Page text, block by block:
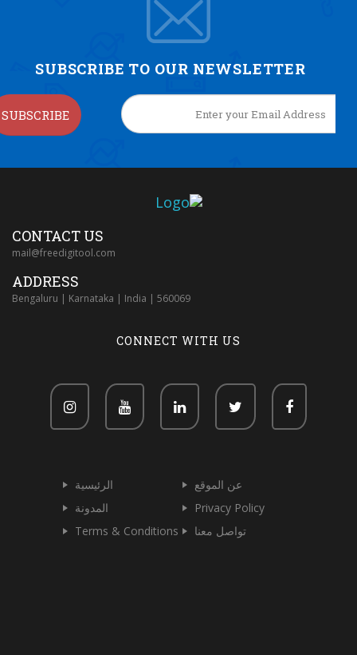
SUBSCRIBE TO OUR NEWSLETTER
SUBSCRIBE
CONTACT US
mail@freedigitool.com
ADDRESS
Bengaluru | Karnataka | India | 560069
CONNECT WITH US
الرئيسية
عن الموقع
المدونة
Privacy Policy
Terms & Conditions
تواصل معنا